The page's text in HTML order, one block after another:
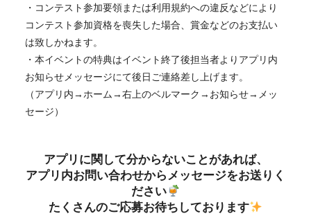
・コンテスト参加要領または利用規約への違反などにより
コンテスト参加資格を喪失した場合、賞金などのお支払い
は致しかねます。
・本イベントの特典はイベント終了後担当者よりアプリ内
お知らせメッセージにて後日ご連絡差し上げます。
（アプリ内→ホーム→右上のベルマーク→お知らせ→メッ
セージ）
アプリに関して分からないことがあれば、
アプリ内お問い合わせからメッセージをお送りく
ださい
たくさんのご応募お待ちしております